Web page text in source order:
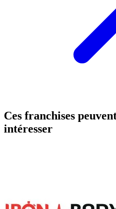
Ces franchises
intéresser